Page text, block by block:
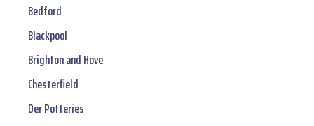
Bedford
Blackpool
Brighton and Hove
Chesterfield
Der Potteries